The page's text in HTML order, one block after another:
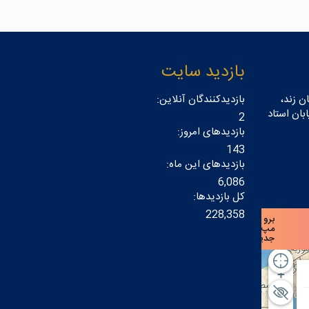
زند،
استاد
بازدید سایت
بازدیدکنندگان آنلاین:
2
بازدیدهای امروز:
143
بازدیدهای این ماه:
6,086
کل بازدیدها:
228,358